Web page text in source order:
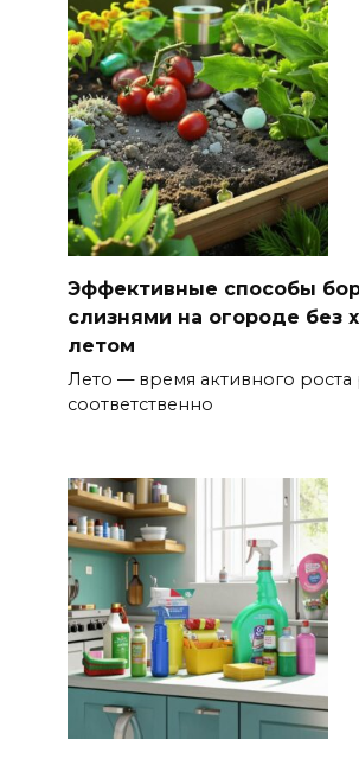
Эффективные способы
слизнями на огороде без
летом
Лето — время активного роста
соответственно